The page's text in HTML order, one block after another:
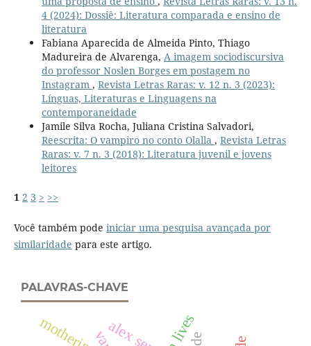
4 (2024): Dossiê: Literatura comparada e ensino de
literatura
Fabiana Aparecida de Almeida Pinto, Thiago
Madureira de Alvarenga, A imagem sociodiscursiva
do professor Noslen Borges em postagem no
Instagram , Revista Letras Raras: v. 12 n. 3 (2023):
Línguas, Literaturas e Linguagens na
contemporaneidade
Jamile Silva Rocha, Juliana Cristina Salvadori,
Reescrita: O vampiro no conto Olalla , Revista Letras
Raras: v. 7 n. 3 (2018): Literatura juvenil e jovens
leitores
1 2 3 > >>
Você também pode iniciar uma pesquisa avançada por
similaridade para este artigo.
PALAVRAS-CHAVE
mothering